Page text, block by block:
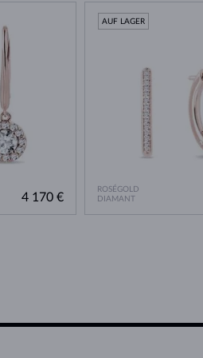
4 170 €
ROSÉGOLD
DIAMANT
AUF LAGER